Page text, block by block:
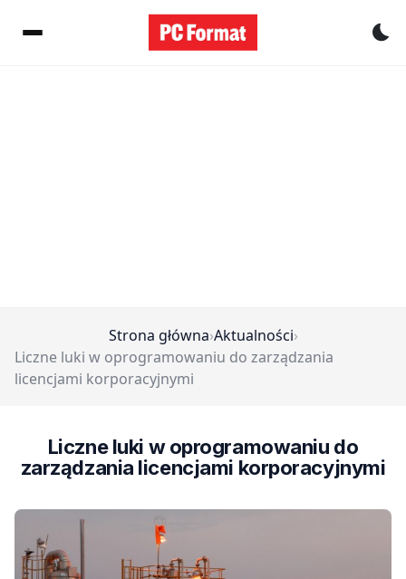
Strona główna›Aktualności›
Liczne luki w oprogramowaniu do zarządzania
licencjami korporacyjnymi
Liczne luki w oprogramowaniu do
zarządzania licencjami korporacyjnymi